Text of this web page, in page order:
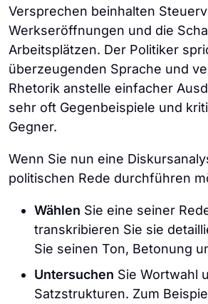
Versprechen beinhalten
Werkseröffnungen und die
Arbeitsplätzen. Der Politiker
überzeugenden Sprache und
Rhetorik anstelle einfacher
sehr oft Gegenbeispiele und
Gegner.
Wenn Sie nun eine
politischen Rede durchführen
Wählen Sie eine seiner
transkribieren Sie sie
Sie seinen Ton, Betonung
Untersuchen Sie Wortwahl
Satzstrukturen. Zum